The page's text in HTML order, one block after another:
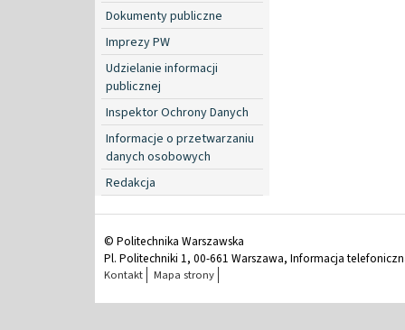
Dokumenty publiczne
Imprezy PW
Udzielanie informacji
publicznej
Inspektor Ochrony Danych
Informacje o przetwarzaniu
danych osobowych
Redakcja
© Politechnika Warszawska
Pl. Politechniki 1, 00-661 Warszawa, Informacja
Kontakt Mapa strony